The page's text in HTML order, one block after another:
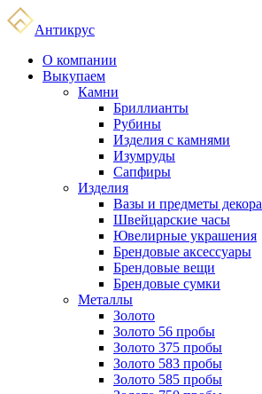
Антикрус
О компании
Выкупаем
Камни
Бриллианты
Рубины
Изделия с камнями
Изумруды
Сапфиры
Изделия
Вазы и предметы декора
Швейцарские часы
Ювелирные украшения
Брендовые аксессуары
Брендовые вещи
Брендовые сумки
Металлы
Золото
Золото 56 пробы
Золото 375 пробы
Золото 583 пробы
Золото 585 пробы